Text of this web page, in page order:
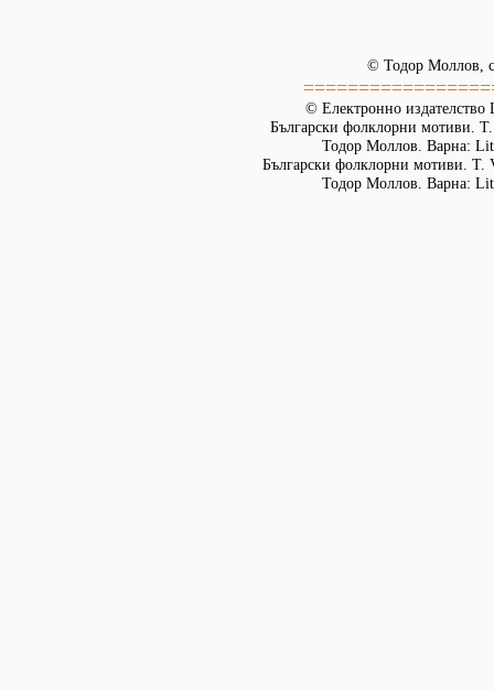
© Тодор Моллов,
© Електронно издателство
Български фолклорни мотиви.
Тодор Моллов. Варна:
Български фолклорни мотиви. Т.
Тодор Моллов. Варна: